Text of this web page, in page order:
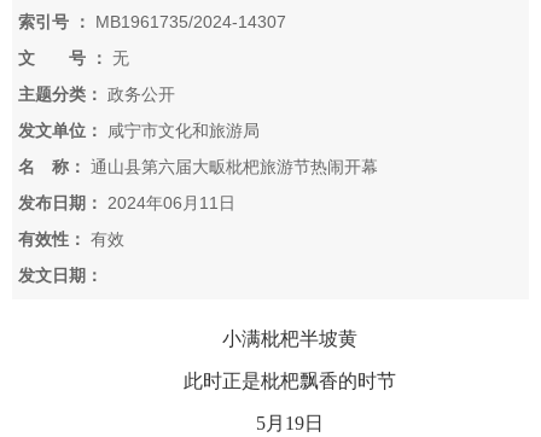
索引号 ：
MB1961735/2024-14307
文 号 ： 无
主题分类： 政务公开
发文单位：
咸宁市文化和旅游局
名 称： 通山县第六届大畈枇杷旅游节热闹开幕
发布日期：
2024年06月11日
有效性： 有效
发文日期：
小满枇杷半坡黄
此时正是枇杷飘香的时节
5月19日